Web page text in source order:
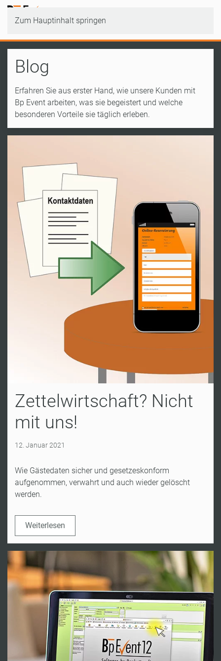
Zum Hauptinhalt springen
Blog
Erfahren Sie aus erster Hand, wie unsere Kunden mit
Bp Event arbeiten, was sie begeistert und welche
besonderen Vorteile sie täglich erleben.
Zettelwirtschaft? Nicht
mit uns!
12. Januar 2021
Wie Gästedaten sicher und gesetzeskonform
aufgenommen, verwahrt und auch wieder gelöscht
werden.
Weiterlesen